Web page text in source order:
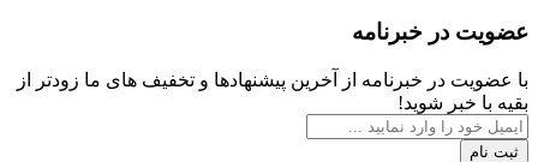
عضویت در خبرنامه
با عضویت در خبرنامه از آخرین پیشنهادها و تخفیف های ما زودتر از
بقیه با خبر شوید!
ثبت نام